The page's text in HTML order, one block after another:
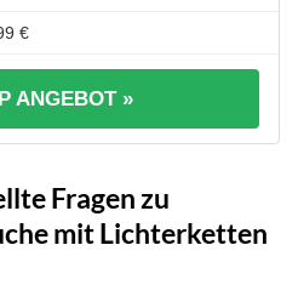
€
ANGEBOT »
Fragen zu
mit Lichterketten